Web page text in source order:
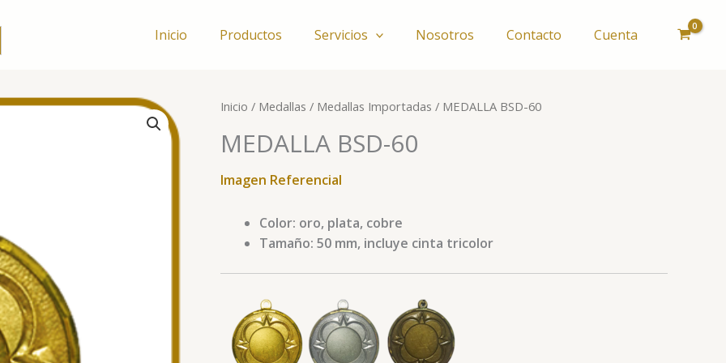
Inicio Productos Servicios Nosotros Contacto
Cuenta
Inicio / Medallas / Medallas Importadas / MEDALLA BSD-60
MEDALLA BSD-60
Imagen Referencial
Color: oro, plata, cobre
Tamaño: 50 mm, incluye cinta tricolor
MEDALLA
60